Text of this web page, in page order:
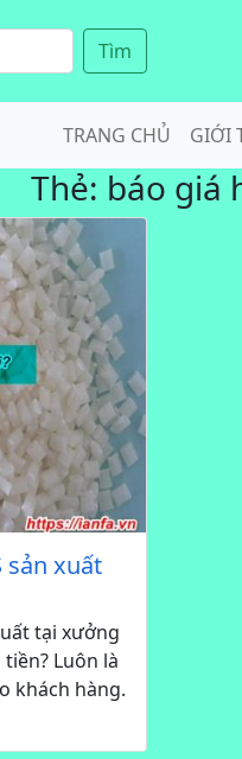
Tìm
TRANG CHỦ GIỚI
Thẻ: báo giá
sản xuất
tại xưởng
Luôn là
khách hàng.